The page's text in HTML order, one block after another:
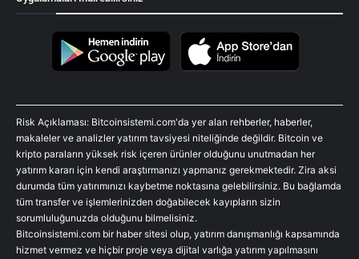
Risk Açıklaması: Bitcoinsistemi.com'da yer alan rehberler, haberler,
makaleler ve analizler yatırım tavsiyesi niteliğinde değildir. Bitcoin ve
kripto paraların yüksek risk içeren ürünler olduğunu unutmadan her
yatırım kararı için kendi araştırmanızı yapmanız gerekmektedir. Zira aksi
durumda tüm yatırımınızı kaybetme noktasına gelebilirsiniz. Bu bağlamda
tüm transfer ve işlemlerinizden doğabilecek kayıpların sizin
sorumluluğunuzda olduğunu bilmelisiniz.
Bitcoinsistemi.com bir haber sitesi olup, yatırım danışmanlığı kapsamında
hizmet vermez ve hiçbir proje veya dijital varlığa yatırım yapılmasını